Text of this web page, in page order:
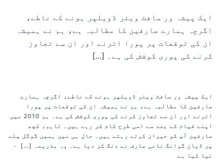
ایک پیشہ ور سافٹ ویئر ڈویلپر ہونے کے ناطے،
اگرچہ ہمارے صارفین کا مطالبہ ہے، ہم نے ہمیشہ
ان کی توقعات پر پورا اترنے اور ان سے تجاوز
کرنے کی پوری کوشش کی ہے۔ […]
ایک پیشہ ور سافٹ ویئر ڈویلپر ہونے کے ناطے، اگرچہ ہمارے
صارفین کا مطالبہ ہے، ہم نے ہمیشہ ان کی توقعات پر پورا
اترنے اور ان سے تجاوز کرنے کی پوری کوشش کی ہے۔ ہم 2010 میں
اپنے قیام کے بعد سے اسی طرح کام کر رہے ہیں۔ تاہم، کچھ
صارفین آپ کو حیران کرتے رہتے ہیں۔ حال ہی میں ہمیں گوگل پلے
پر ڈیان گوانگ نامی صارف نے دنگ کر دیا ہے۔ وہ بذریعہ […]
نیا کیا ہے